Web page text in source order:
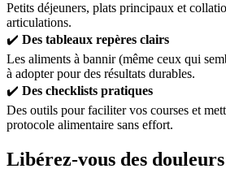
Petits déjeuners, plats principaux et
articulations.
✔️ Des tableaux repères clairs
Les aliments à bannir (même ceux qui
à adopter pour des résultats durables.
✔️ Des checklists pratiques
Des outils pour faciliter vos courses et
protocole alimentaire sans effort.
Libérez-vous des